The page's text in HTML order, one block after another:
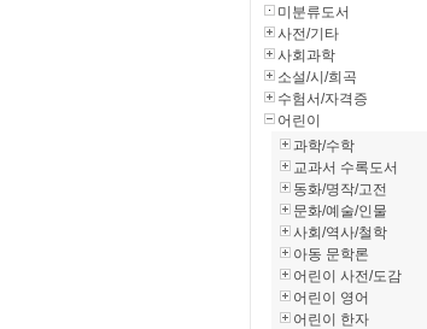
미분류도서
사전/기타
사회과학
소설/시/희곡
수험서/자격증
어린이
과학/수학
교과서 수록도서
동화/명작/고전
문화/예술/인물
사회/역사/철학
아동 문학론
어린이 사전/도감
어린이 영어
어린이 한자